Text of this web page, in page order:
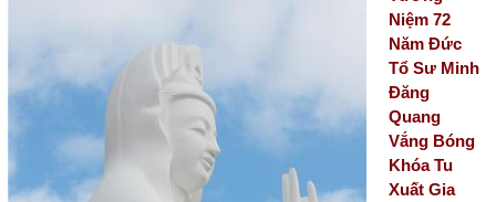
Niệm 72
Năm Đức
Tổ Sư Minh
Đăng
Quang
Vắng Bóng
Khóa Tu
Xuất Gia